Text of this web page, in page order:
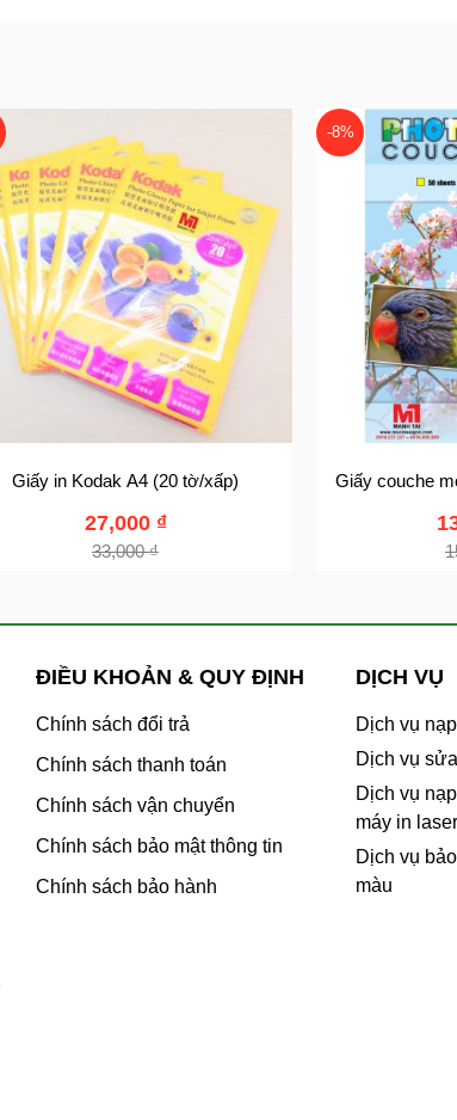
Giấy in Kodak A4 (20 tờ/xấp)
33,000₫
27,000 ₫
-8%
Giấy couche
ĐIỀU KHOẢN & QUY ĐỊNH
Chính sách đổi trả
Chính sách thanh toán
Chính sách vận chuyển
Chính sách bảo mật thông tin
Chính sách bảo hành
DỊCH VỤ
Dịch vụ
Dịch vụ
Dịch vụ
máy in laser
Dịch vụ
màu